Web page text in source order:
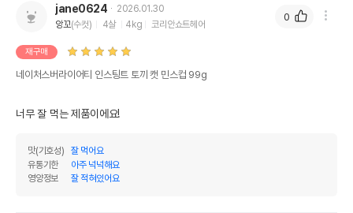
jane0624
2026.01.30
앙꼬(수컷) 4살 4kg 코리안쇼트헤어
재구매
네이처스버라이어티 인스팅트 토끼 캣 민스컵 99g
너무 잘 먹는 제품이에요!
맛(기호성)
잘 먹어요
유통기한
아주 넉넉해요
영양정보
잘 적혀있어요
0